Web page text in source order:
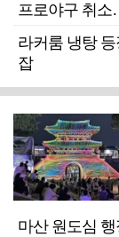
프로야구 취소
라커룸 냉탕
잡
마산 원도심